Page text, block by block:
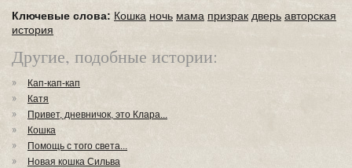
Ключевые слова: Кошка ночь мама призрак дверь авторская
история
Другие, подобные истории:
Кап-кап-кап
Катя
Привет, дневничок, это Клара...
Кошка
Помощь с того света...
Новая кошка Сильва